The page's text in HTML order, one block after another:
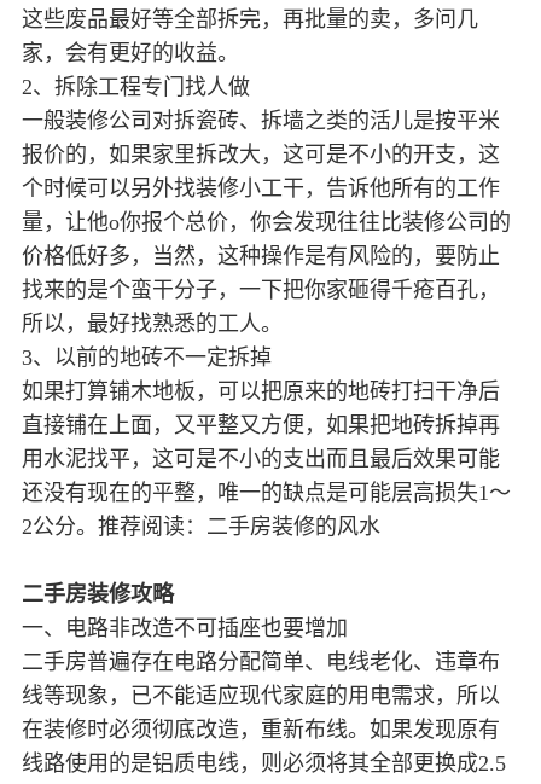
这些废品最好等全部拆完，再批量的卖，多问几
家，会有更好的收益。
2、拆除工程专门找人做
一般装修公司对拆瓷砖、拆墙之类的活儿是按平米
报价的，如果家里拆改大，这可是不小的开支，这
个时候可以另外找装修小工干，告诉他所有的工作
量，让他o你报个总价，你会发现往往比装修公司的
价格低好多，当然，这种操作是有风险的，要防止
找来的是个蛮干分子，一下把你家砸得千疮百孔，
所以，最好找熟悉的工人。
3、以前的地砖不一定拆掉
如果打算铺木地板，可以把原来的地砖打扫干净后
直接铺在上面，又平整又方便，如果把地砖拆掉再
用水泥找平，这可是不小的支出而且最后效果可能
还没有现在的平整，唯一的缺点是可能层高损失1～
2公分。推荐阅读：二手房装修的风水
二手房装修攻略
一、电路非改造不可插座也要增加
二手房普遍存在电路分配简单、电线老化、违章布
线等现象，已不能适应现代家庭的用电需求，所以
在装修时必须彻底改造，重新布线。如果发现原有
线路使用的是铝质电线，则必须将其全部更换成2.5